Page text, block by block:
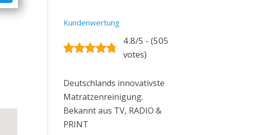
Kundenwertung
4.8/5 - (505
votes)
Deutschlands innovativste
Matratzenreinigung.
Bekannt aus TV, RADIO &
PRINT